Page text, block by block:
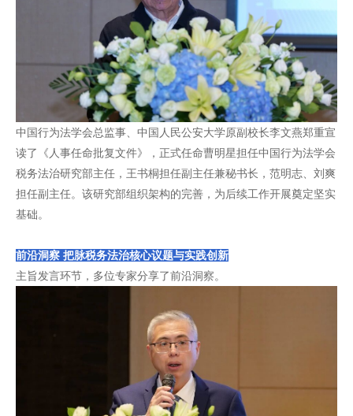
中国行为法学会总监事、中国人民公安大学原副校长李文燕郑重宣
读了《人事任命批复文件》，正式任命曹明星担任中国行为法学会
税务法治研究部主任，王书桐担任副主任兼秘书长，范明志、刘爽
担任副主任。该研究部组织架构的完善，为后续工作开展奠定坚实
基础。
前沿洞察 把脉税务法治核心议题与实践创新
主旨发言环节，多位专家分享了前沿洞察。